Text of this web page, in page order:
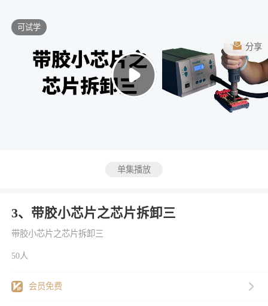
可试学
分享
单集播放
3、带胶小芯片之芯片拆卸三
带胶小芯片之芯片拆卸三
50人
会员免费